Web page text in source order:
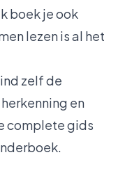
boek je ook
lezen is al het
zelf de
en
complete gids
.